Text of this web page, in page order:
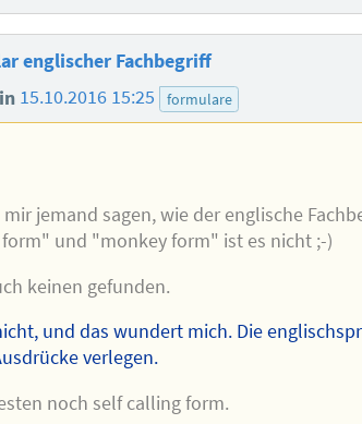
englischer Fachbegriff
15.10.2016 15:25 formulare
mir jemand sagen, wie der englische
form" und "monkey form" ist es nicht ;-)
keinen gefunden.
und das wundert mich. Die
verlegen.
noch self calling form.